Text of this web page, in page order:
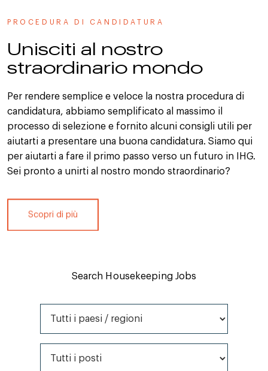
PROCEDURA DI CANDIDATURA
Unisciti al nostro
straordinario mondo
Per rendere semplice e veloce la nostra procedura di
candidatura, abbiamo semplificato al massimo il
processo di selezione e fornito alcuni consigli utili per
aiutarti a presentare una buona candidatura. Siamo qui
per aiutarti a fare il primo passo verso un futuro in IHG.
Sei pronto a unirti al nostro mondo straordinario?
Scopri di più
Search Housekeeping Jobs
Tutti i paesi / regioni
Tutti i posti